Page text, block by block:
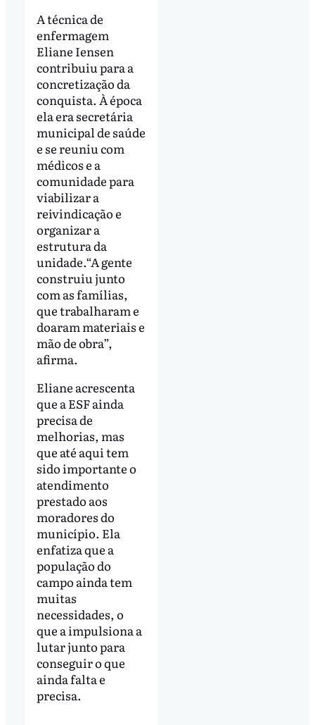
A técnica de
enfermagem
Eliane Iensen
contribuiu para a
concretização da
conquista. À época
ela era secretária
municipal de saúde
e se reuniu com
médicos e a
comunidade para
viabilizar a
reivindicação e
organizar a
estrutura da
unidade.“A gente
construiu junto
com as famílias,
que trabalharam e
doaram materiais e
mão de obra”,
afirma.
Eliane acrescenta
que a ESF ainda
precisa de
melhorias, mas
que até aqui tem
sido importante o
atendimento
prestado aos
moradores do
município. Ela
enfatiza que a
população do
campo ainda tem
muitas
necessidades, o
que a impulsiona a
lutar junto para
conseguir o que
ainda falta e
precisa.